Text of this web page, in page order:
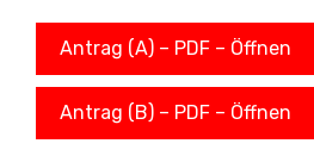
Antrag (A) – PDF – Öffnen
Antrag (B) – PDF – Öffnen